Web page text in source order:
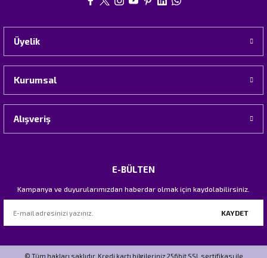
Üyelik
Kurumsal
Alışveriş
E-BÜLTEN
Kampanya ve duyurularımızdan haberdar olmak için kaydolabilirsiniz.
KAYDET
© Tüm hakları saklıdır. Kredi kartı bilgileriniz 256bit SSL sertifikası ile